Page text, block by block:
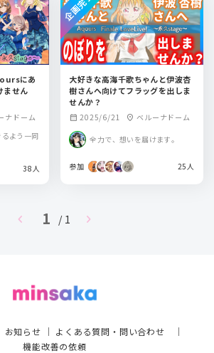
にあ
ません
ナドーム
よう一同
38人
大好きな高海千歌ちゃんと伊波杏
樹さんへ向けてフラッグを出しま
せんか？
calendar_month 2025/6/21 location_on ベルーナドーム
全力で、想いを届けます。
参加 25人
chevron_left 1 / 1 chevron_right
お知らせ ｜ よくある質問・問い合わせ ｜
機能改善の依頼